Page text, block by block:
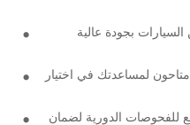
بجودة عالية
متاحون لمساعدتك في اختيار
للفحوصات الدورية لضمان